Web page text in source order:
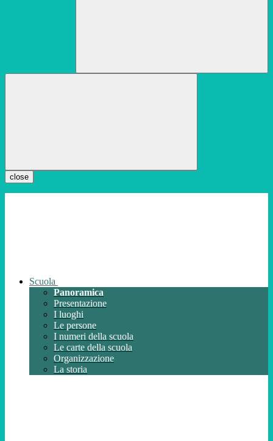
close
Scuola
Panoramica
Presentazione
I luoghi
Le persone
I numeri della scuola
Le carte della scuola
Organizzazione
La storia